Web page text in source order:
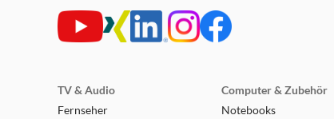
Unbegrenzter Musikgenuss durch den
Qobuz, Deezer, Napster und Amazon Music
TV & Audio
Fernseher
Computer & Zubehör
Notebooks